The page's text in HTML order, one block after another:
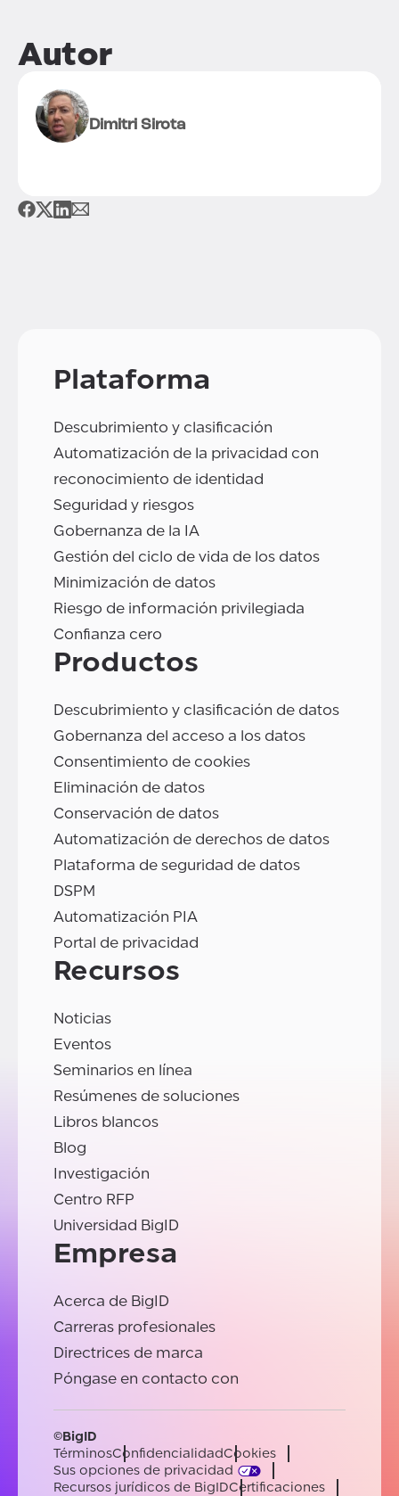
Autor
Dimitri Sirota
Plataforma
Descubrimiento y clasificación
Automatización de la privacidad con
reconocimiento de identidad
Seguridad y riesgos
Gobernanza de la IA
Gestión del ciclo de vida de los datos
Minimización de datos
Riesgo de información privilegiada
Confianza cero
Productos
Descubrimiento y clasificación de datos
Gobernanza del acceso a los datos
Consentimiento de cookies
Eliminación de datos
Conservación de datos
Automatización de derechos de datos
Plataforma de seguridad de datos
DSPM
Automatización PIA
Portal de privacidad
Recursos
Noticias
Eventos
Seminarios en línea
Resúmenes de soluciones
Libros blancos
Blog
Investigación
Centro RFP
Universidad BigID
Empresa
Acerca de BigID
Carreras profesionales
Directrices de marca
Póngase en contacto con
©BigID
TérminosConfidencialidadCookies
Sus opciones de privacidad
Recursos jurídicos de BigIDCertificaciones